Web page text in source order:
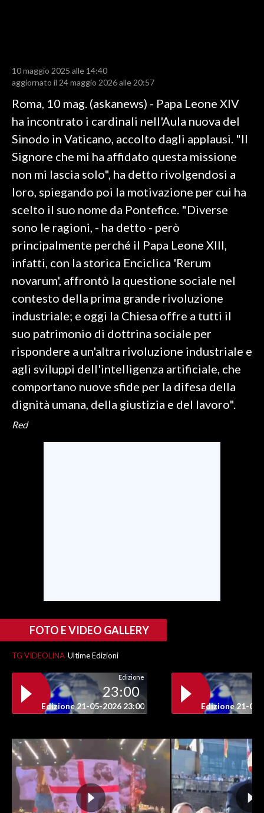
RISULTATI E CLASSIFICHE
CALCIO
CALCIO REGIONALE
BASKET
VOLLEY
MOTORI
TENNIS
ALTRI SPORT
CULTURA
GOSSIP
SALUTE
SARDEGNA TURISMO
SARDI NEL MONDO
NOTIZIE
PUBBLICITÀ
SPIAGGE
STORE
10 maggio 2025 alle 14:40
aggiornato il 24 maggio 2026 alle 20:57
Roma, 10 mag. (askanews) - Papa Leone XIV
ha incontrato i cardinali nell'Aula nuova del
Sinodo in Vaticano, accolto dagli applausi. "Il
Signore che mi ha affidato questa missione
non mi lascia solo", ha detto rivolgendosi a
loro, spiegando poi la motivazione per cui ha
scelto il suo nome da Pontefice. "Diverse
sono le ragioni, - ha detto - però
principalmente perché il Papa Leone XIII,
infatti, con la storica Enciclica 'Rerum
novarum', affrontò la questione sociale nel
contesto della prima grande rivoluzione
industriale; e oggi la Chiesa offre a tutti il
suo patrimonio di dottrina sociale per
rispondere a un'altra rivoluzione industriale e
agli sviluppi dell'intelligenza artificiale, che
comportano nuove sfide per la difesa della
dignità umana, della giustizia e del lavoro".
Red
FOTO E VIDEO GALLERY
TG VIDEOLINA Ultime Edizioni
Edizione
23:00
Edizione 21-05-2026 23:00 Edizione 21-05-